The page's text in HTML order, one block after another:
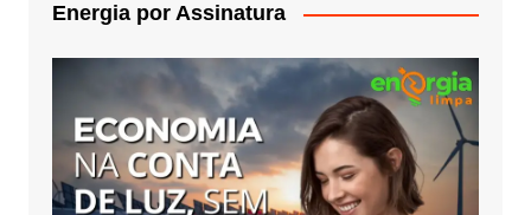
Energia por Assinatura